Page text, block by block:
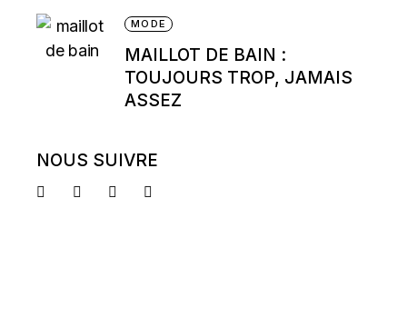
MODE
MAILLOT DE BAIN :
TOUJOURS TROP, JAMAIS
ASSEZ
NOUS SUIVRE